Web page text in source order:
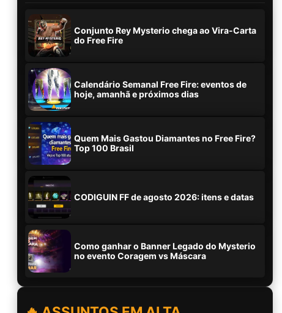
Conjunto Rey Mysterio chega ao Vira-Carta
do Free Fire
Calendário Semanal Free Fire: eventos de
hoje, amanhã e próximos dias
Quem Mais Gastou Diamantes no Free Fire?
Top 100 Brasil
CODIGUIN FF de agosto 2026: itens e datas
Como ganhar o Banner Legado do Mysterio
no evento Coragem vs Máscara